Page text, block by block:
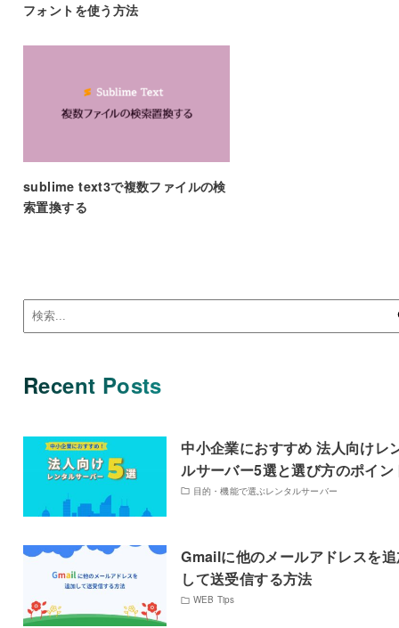
フォントを使う方法
sublime text3で複数ファイルの検
索置換する
Recent Posts
中小企業におすすめ 法人向けレ
ルサーバー5選と選び方のポイン
目的・機能で選ぶレンタルサーバー
Gmailに他のメールアドレスを
して送受信する方法
WEB Tips